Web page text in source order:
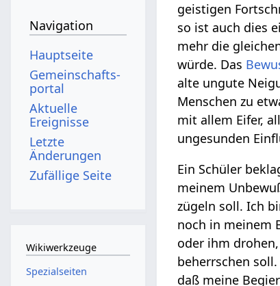
geistigen
so ist auch dies
mehr die
würde. Das
alte ungute
Menschen zu
mit allem Eifer,
ungesunden
Ein Schüler
meinem
zügeln soll. Ich
noch in meinem
oder ihm
beherrschen
daß meine
Navigation
Hauptseite
Gemeinschafts­
portal
Aktuelle
Ereignisse
Letzte
Änderungen
Zufällige Seite
Wikiwerkzeuge
Spezialseiten